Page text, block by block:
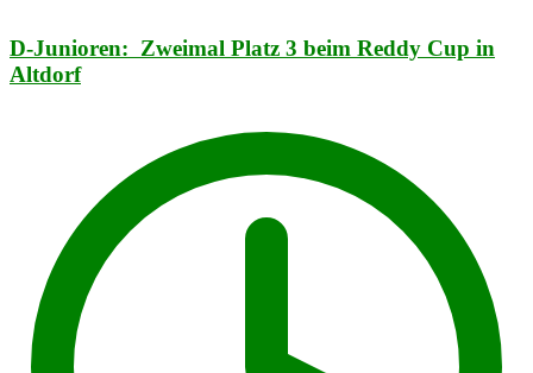
D-Junioren: Zweimal Platz 3 beim Reddy Cup in
Altdorf